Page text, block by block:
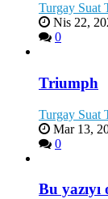
Turgay Suat
Nis 22,
0
Triumph
Turgay Suat
Mar 13,
0
Bu